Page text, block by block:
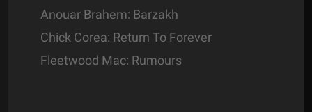
Anouar Brahem: Barzakh
Chick Corea: Return To Forever
Fleetwood Mac: Rumours